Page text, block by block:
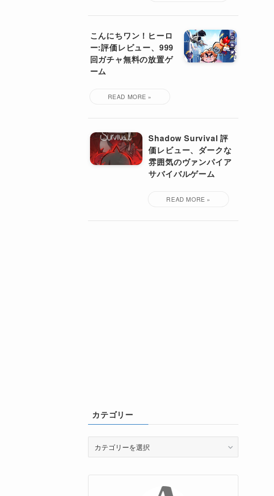
こんにちワン！ヒーロ
ー:評価レビュー、999
回ガチャ無料の放置ゲ
ーム
Shadow Survival 評
価レビュー、ダークな
雰囲気のヴァンパイア
サバイバルゲーム
カテゴリー
リ